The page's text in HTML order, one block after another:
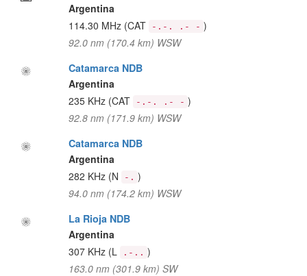
Argentina
114.30 MHz (CAT -.-. .- - )
92.0 nm (170.4 km) WSW
Catamarca NDB
Argentina
235 KHz (CAT -.-. .- - )
92.8 nm (171.9 km) WSW
Catamarca NDB
Argentina
282 KHz (N -. )
94.0 nm (174.2 km) WSW
La Rioja NDB
Argentina
307 KHz (L .-.. )
163.0 nm (301.9 km) SW